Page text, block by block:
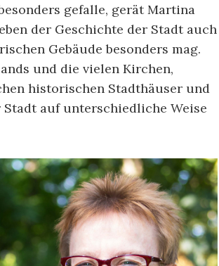
gefalle, gerät Martina
der Geschichte der Stadt auch
Gebäude besonders mag.
und die vielen Kirchen,
historischen Stadthäuser und
auf unterschiedliche Weise